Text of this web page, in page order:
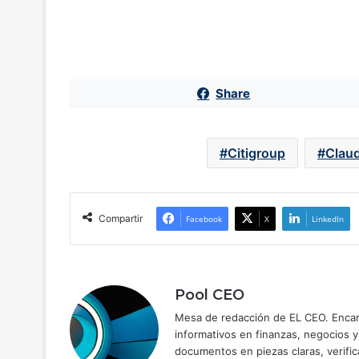
Share
Citigroup
Compartir Facebook X LinkedIn
Pool CEO
Mesa de redacción de EL CEO.
informativos en finanzas, negocios
documentos en piezas claras,